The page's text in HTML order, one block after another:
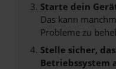
Starte dein
Das kann
Probleme zu
Stelle sicher,
Betriebssystem